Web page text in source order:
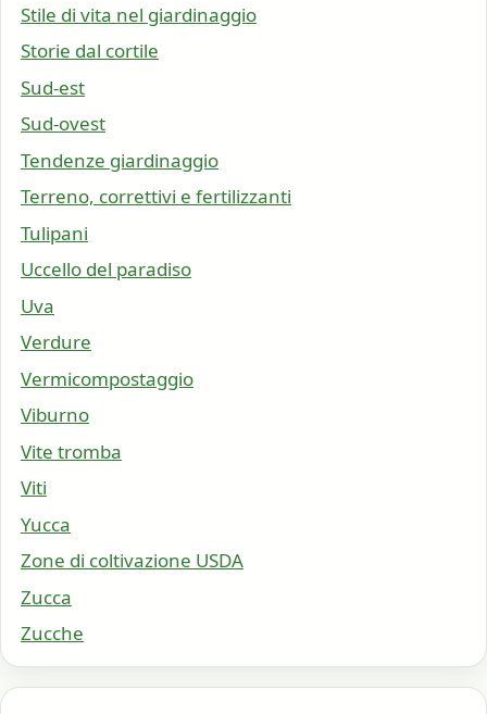
Stile di vita nel giardinaggio
Storie dal cortile
Sud-est
Sud-ovest
Tendenze giardinaggio
Terreno, correttivi e fertilizzanti
Tulipani
Uccello del paradiso
Uva
Verdure
Vermicompostaggio
Viburno
Vite tromba
Viti
Yucca
Zone di coltivazione USDA
Zucca
Zucche